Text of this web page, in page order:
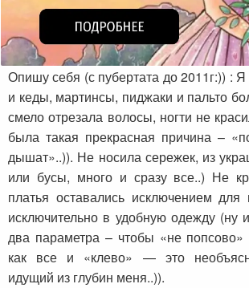
Опишу себя (с пубертата до 2011г:)) :
и кеды, мартинсы, пиджаки и пальто
смело отрезала волосы, ногти не
была такая прекрасная причина –
дышат»..)). Не носила сережек, из
или бусы, много и сразу все..) Не
платья оставались исключением
исключительно в удобную одежду
два параметра – чтобы «не
как все и «клево» — это
идущий из глубин меня..)).